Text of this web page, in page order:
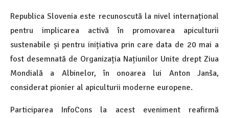
Republica Slovenia este recunoscută la nivel internațional
pentru implicarea activă în promovarea apiculturii
sustenabile și pentru inițiativa prin care data de 20 mai a
fost desemnată de Organizația Națiunilor Unite drept Ziua
Mondială a Albinelor, în onoarea lui Anton Janša,
considerat pionier al apiculturii moderne europene.
Participarea InfoCons la acest eveniment reafirmă